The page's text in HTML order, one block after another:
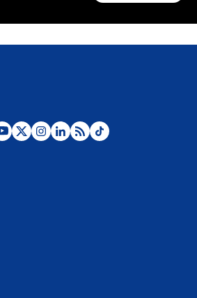
celular? Requisitos, pasos y
Posesión de Abelardo De La Espriella